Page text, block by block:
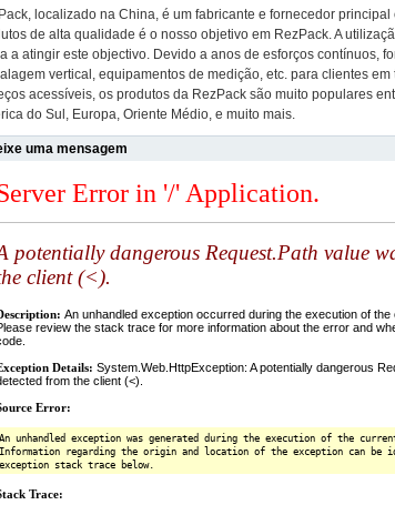
localizado na China, é um fabricante e fornecedor
de alta qualidade é o nosso objetivo em RezPack. A
a atingir este objectivo. Devido a anos de esforços contínuos,
vertical, equipamentos de medição, etc. para clientes
acessíveis, os produtos da RezPack são muito populares
do Sul, Europa, Oriente Médio, e muito mais.
uma mensagem